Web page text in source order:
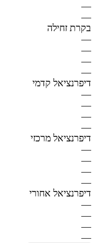
—
—
בקרת זחילה
—
—
—
—
דיפרנציאל קדמי
—
—
—
—
דיפרנציאל מרכזי
—
—
—
—
דיפרנציאל אחורי
—
—
—
—